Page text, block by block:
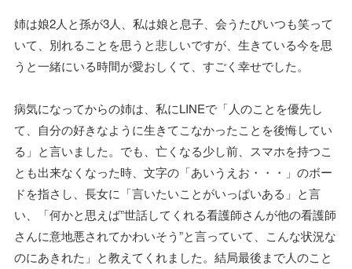
姉は娘2人と孫が3人、私は娘と息子、会うたびいつも笑って
いて、別れることを思うと悲しいですが、生きている今を思
うと一緒にいる時間が愛おしくて、すごく幸せでした。
病気になってからの姉は、私にLINEで「人のことを優先し
て、自分の好きなように生きてこなかったことを後悔してい
る」と言いました。でも、亡くなる少し前、スマホを持つこ
とも出来なくなった時、文字の「あいうえお・・・」のボー
ドを指さし、長女に「言いたいことがいっぱいある」と言
い、「何かと思えば”世話してくれる看護師さんが他の看護師
さんに意地悪されてかわいそう”と言っていて、こんな状況な
のにあきれた」と教えてくれました。結局最後まで人のこと